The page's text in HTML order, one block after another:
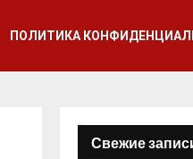
ПОЛИТИКА
Свежие